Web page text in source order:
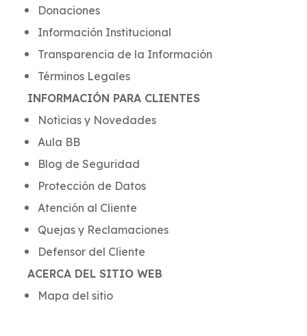
Donaciones
Información Institucional
Transparencia de la Información
Términos Legales
INFORMACIÓN PARA CLIENTES
Noticias y Novedades
Aula BB
Blog de Seguridad
Protección de Datos
Atención al Cliente
Quejas y Reclamaciones
Defensor del Cliente
ACERCA DEL SITIO WEB
Mapa del sitio